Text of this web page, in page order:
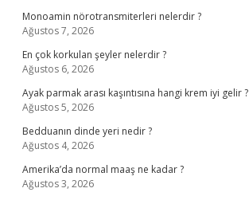
Monoamin nörotransmiterleri nelerdir ?
Ağustos 7, 2026
En çok korkulan şeyler nelerdir ?
Ağustos 6, 2026
Ayak parmak arası kaşıntısına hangi krem iyi gelir ?
Ağustos 5, 2026
Bedduanın dinde yeri nedir ?
Ağustos 4, 2026
Amerika’da normal maaş ne kadar ?
Ağustos 3, 2026